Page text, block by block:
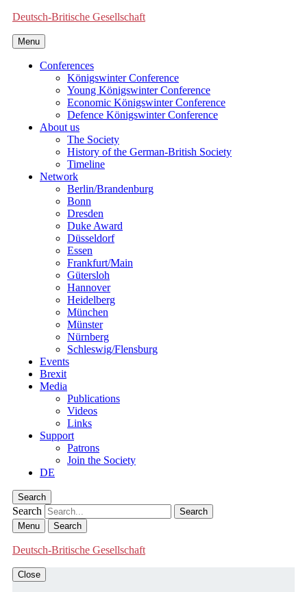
Deutsch-Britische Gesellschaft
Menu
Conferences
Königswinter Conference
Young Königswinter Conference
Economic Königswinter Conference
Defence Königswinter Conference
About us
The Society
History of the German-British Society
Timeline
Network
Berlin/Brandenburg
Bonn
Dresden
Duke Award
Düsseldorf
Essen
Frankfurt/Main
Gütersloh
Hannover
Heidelberg
München
Münster
Nürnberg
Schleswig/Flensburg
Events
Brexit
Media
Publications
Videos
Links
Support
Patrons
Join the Society
DE
Search
Search
Menu Search
Deutsch-Britische Gesellschaft
Close